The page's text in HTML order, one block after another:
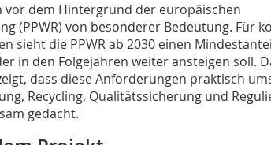
vor dem Hintergrund der europäischen
(PPWR) von besonderer Bedeutung. Für
sieht die PPWR ab 2030 einen
in den Folgejahren weiter ansteigen soll.
dass diese Anforderungen praktisch
Recycling, Qualitätssicherung und
gedacht.